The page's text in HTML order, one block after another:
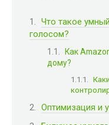
Что такое
голосом?
Как
дому?
Оптимизация и